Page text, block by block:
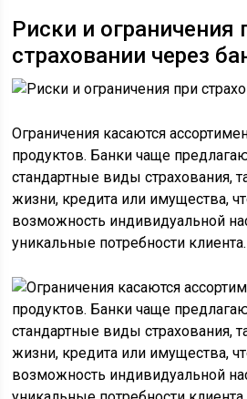
Риски и ограничения
страховании через
Ограничения касаются
продуктов. Банки чаще
стандартные виды страхования,
жизни, кредита или имущества,
возможность индивидуальной
уникальные потребности клиента.